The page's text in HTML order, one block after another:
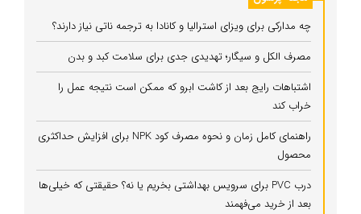
چه مدارکی برای ویزای استرالیا و کانادا به ترجمه ناتی نیاز دارند؟
مصرف الکل و سیگار؛ تهدیدی جدی برای سلامت کبد و بدن
اشتباهات رایج بعد از کاشت ابرو که ممکن است نتیجه عمل را
خراب کند
راهنمای کامل زمان و نحوه مصرف کود NPK برای افزایش حداکثری
محصول
درب PVC برای سرویس بهداشتی بخریم یا نه؟ حقیقتی که خیلی‌ها
بعد از خرید می‌فهمند